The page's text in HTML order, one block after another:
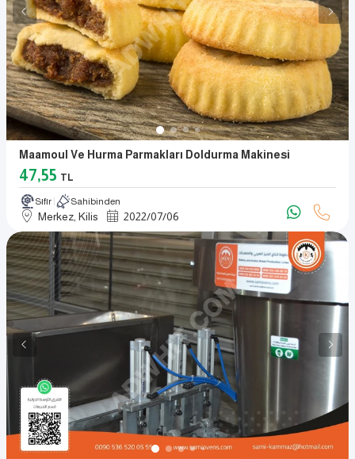
Maamoul Ve Hurma Parmakları Doldurma Makinesi
47,55 TL
Sıfır Sahibinden
Merkez, Kilis 2022/07/06